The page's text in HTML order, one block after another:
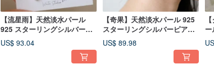
【流星雨】天然淡水パール
925 スターリングシルバーの
ピアス／イヤリングコンバー
ター（シルバー／ゴールド）
US$ 93.04
【奇果】天然淡水パール 925
スターリングシルバーピアス
／イヤリングコンバーター
(シルバー／ゴールド)
US$ 89.98